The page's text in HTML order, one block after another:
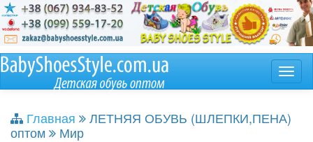
Главная
ЛЕТНЯЯ ОБУВЬ (ШЛЕПКИ,ПЕНА)
оптом
Мир